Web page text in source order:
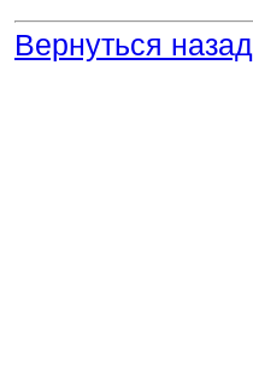
Вернуться назад